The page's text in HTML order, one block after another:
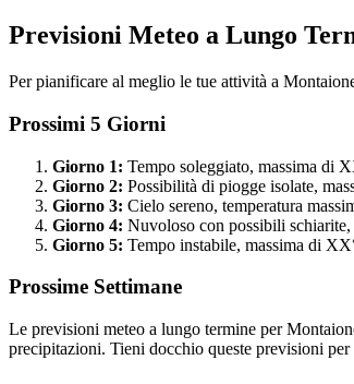
Previsioni Meteo a Lungo
Per pianificare al meglio le tue attività a
Prossimi 5 Giorni
Giorno 1: Tempo soleggiato, massima di
Giorno 2: Possibilità di piogge isolate,
Giorno 3: Cielo sereno, temperatura
Giorno 4: Nuvoloso con possibili
Giorno 5: Tempo instabile, massima di
Prossime Settimane
Le previsioni meteo a lungo termine per
precipitazioni. Tieni docchio queste previsioni